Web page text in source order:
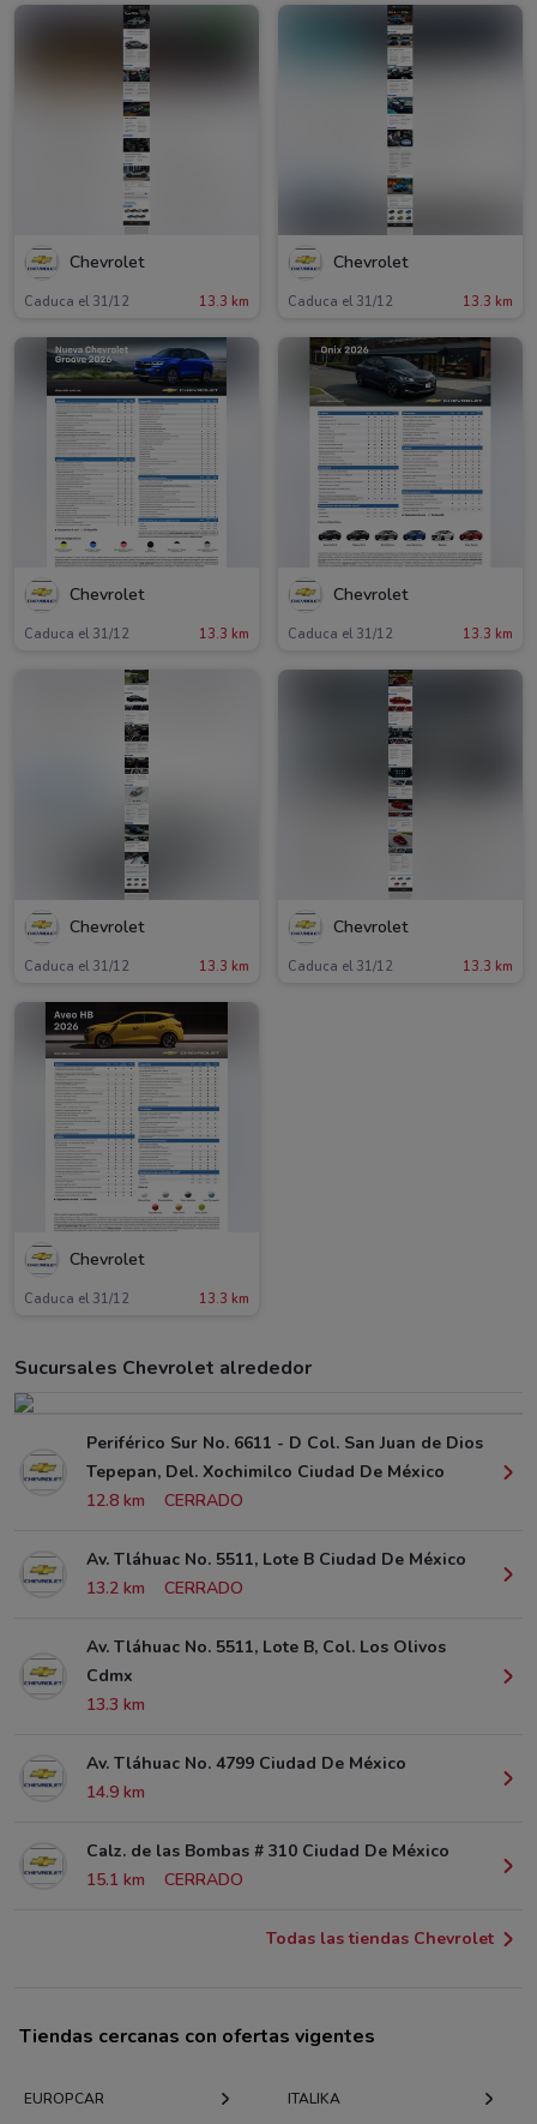
Chevrolet
Caduca el 31/12 13.3 km
Chevrolet
Caduca el 31/12 13.3 km
Chevrolet
Caduca el 31/12 13.3 km
Chevrolet
Caduca el 31/12 13.3 km
Chevrolet
Caduca el 31/12 13.3 km
Chevrolet
Caduca el 31/12 13.3 km
Chevrolet
Caduca el 31/12 13.3 km
Sucursales Chevrolet alrededor
Periférico Sur No. 6611 - D Col. San Juan de Dios
Tepepan, Del. Xochimilco Ciudad De México
12.8 km
CERRADO
Av. Tláhuac No. 5511, Lote B Ciudad De México
13.2 km
CERRADO
Av. Tláhuac No. 5511, Lote B, Col. Los Olivos
Cdmx
13.3 km
Av. Tláhuac No. 4799 Ciudad De México
14.9 km
Calz. de las Bombas # 310 Ciudad De México
15.1 km
CERRADO
Todas las tiendas Chevrolet
Tiendas cercanas con ofertas vigentes
EUROPCAR ITALIKA